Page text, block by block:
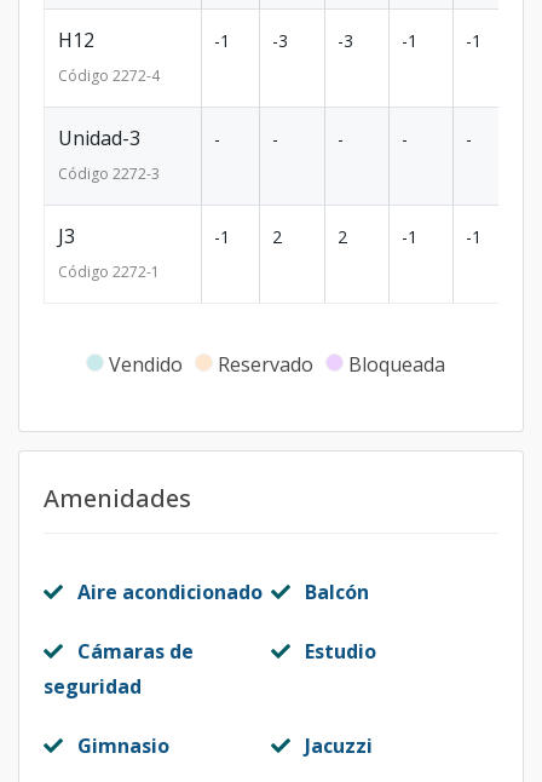
H12
Código 2272-4
-1 -3 -3 -1 -1
Unidad-3
Código 2272-3
- - - - -
J3
Código 2272-1
-1 2 2 -1 -1
Vendido Reservado Bloqueada
Amenidades
Aire acondicionado Balcón
Cámaras de
seguridad
Estudio
Gimnasio Jacuzzi